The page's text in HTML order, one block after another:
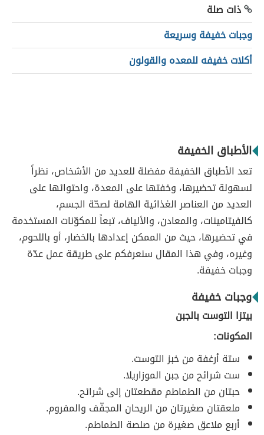
ذات صلة
وجبات خفيفة وسريعة
أكلات خفيفه للمعده والقولون
الأطباق الخفيفة
تعد الأطباق الخفيفة مفضلة للعديد من الأشخاص، نظراً
لسهولة تحضيرها، وخفتها على المعدة، واحتوائها على
العديد من العناصر الغذائية الهامة لصحّة الجسم،
كالفيتامينات، والمعادن، والألياف، تبعاً للمكوّنات المستخدمة
في تحضيرها، حيث من الممكن إعدادها بالخضار، أو باللحوم،
وغيره، وفي هذا المقال سنعرفكم على طريقة عمل عدّة
وجبات خفيفة.
وجبات خفيفة
بيتزا التوست بالجبن
المكونات:
ستة أرغفة من خبز التوست.
ست شرائح من جبن الموزاريلا.
حبتان من الطماطم مقطعتان إلى شرائح.
ملعقتان صغيرتان من الريحان المجفّف والمفروم.
أربع ملاعق صغيرة من صلصة الطماطم.